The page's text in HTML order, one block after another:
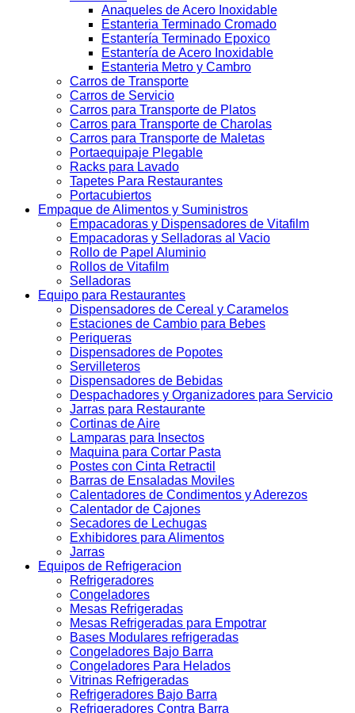
Anaqueles de Acero Inoxidable
Estanteria Terminado Cromado
Estantería Terminado Epoxico
Estantería de Acero Inoxidable
Estanteria Metro y Cambro
Carros de Transporte
Carros de Servicio
Carros para Transporte de Platos
Carros para Transporte de Charolas
Carros para Transporte de Maletas
Portaequipaje Plegable
Racks para Lavado
Tapetes Para Restaurantes
Portacubiertos
Empaque de Alimentos y Suministros
Empacadoras y Dispensadores de Vitafilm
Empacadoras y Selladoras al Vacio
Rollo de Papel Aluminio
Rollos de Vitafilm
Selladoras
Equipo para Restaurantes
Dispensadores de Cereal y Caramelos
Estaciones de Cambio para Bebes
Periqueras
Dispensadores de Popotes
Servilleteros
Dispensadores de Bebidas
Despachadores y Organizadores para Servicio
Jarras para Restaurante
Cortinas de Aire
Lamparas para Insectos
Maquina para Cortar Pasta
Postes con Cinta Retractil
Barras de Ensaladas Moviles
Calentadores de Condimentos y Aderezos
Calentador de Cajones
Secadores de Lechugas
Exhibidores para Alimentos
Jarras
Equipos de Refrigeracion
Refrigeradores
Congeladores
Mesas Refrigeradas
Mesas Refrigeradas para Empotrar
Bases Modulares refrigeradas
Congeladores Bajo Barra
Congeladores Para Helados
Vitrinas Refrigeradas
Refrigeradores Bajo Barra
Refrigeradores Contra Barra